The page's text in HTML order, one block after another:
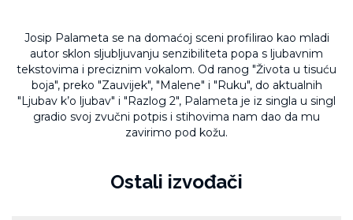
Josip Palameta se na domaćoj sceni profilirao kao mladi
autor sklon sljubljuvanju senzibiliteta popa s ljubavnim
tekstovima i preciznim vokalom. Od ranog "Života u tisuću
boja", preko "Zauvijek", "Malene" i "Ruku", do aktualnih
"Ljubav k’o ljubav" i "Razlog 2", Palameta je iz singla u singl
gradio svoj zvučni potpis i stihovima nam dao da mu
zavirimo pod kožu.
Ostali izvođači